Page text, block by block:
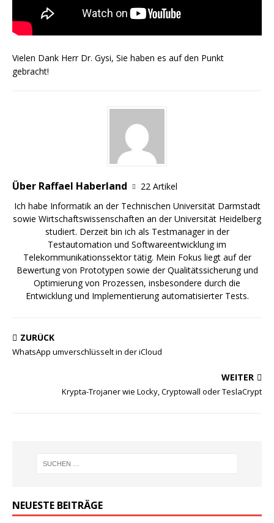
Vielen Dank Herr Dr. Gysi, Sie haben es auf den Punkt
gebracht!
Über Raffael Haberland
22 Artikel
Ich habe Informatik an der Technischen Universität Darmstadt
sowie Wirtschaftswissenschaften an der Universität Heidelberg
studiert. Derzeit bin ich als Testmanager in der
Testautomation und Softwareentwicklung im
Telekommunikationssektor tätig. Mein Fokus liegt auf der
Bewertung von Prototypen sowie der Qualitätssicherung und
Optimierung von Prozessen, insbesondere durch die
Entwicklung und Implementierung automatisierter Tests.
ZURÜCK
WhatsApp umverschlüsselt in der iCloud
WEITER
Krypta-Trojaner wie Locky, Cryptowall oder TeslaCrypt
NEUESTE BEITRÄGE